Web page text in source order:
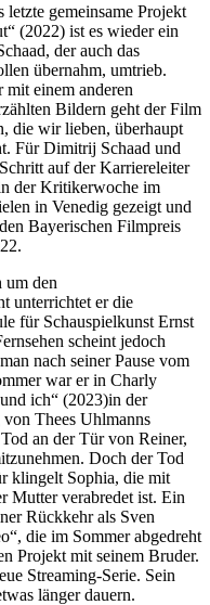
letzte gemeinsame Projekt
(2022) ist es wieder ein
der auch das
übernahm, umtrieb.
einem anderen
Bildern geht der Film
die wir lieben, überhaupt
Für Dimitrij Schaad und
auf der Karriereleiter
der Kritikerwoche im
in Venedig gezeigt und
Bayerischen Filmpreis
um den
unterrichtet er die
für Schauspielkunst Ernst
scheint jedoch
nach seiner Pause vom
war er in Charly
ich“ (2023)in der
Thees Uhlmanns
an der Tür von Reiner,
Doch der Tod
klingelt Sophia, die mit
Mutter verabredet ist. Ein
Rückkehr als Sven
die im Sommer abgedreht
Projekt mit seinem Bruder.
Streaming-Serie. Sein
länger dauern.